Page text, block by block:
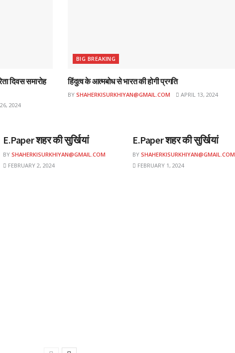
दिवस समारोह
2024
BIG BREAKING
हिंदुत्व के आत्मबोध से भारत की होगी प्रगति
BY SHAHERKISURKHIYAN@GMAIL.COM APRIL 13, 2024
E.Paper शहर की सुर्खियां
BY SHAHERKISURKHIYAN@GMAIL.COM
FEBRUARY 2, 2024
E.Paper शहर की सुर्खियां
BY SHAHERKISURKHIYAN@GMAIL.COM
FEBRUARY 1, 2024